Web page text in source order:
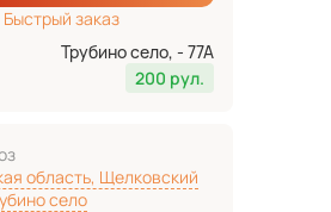
Быстрый заказ
Трубино село, - 77А
200 рул.
область, Щелковский
село